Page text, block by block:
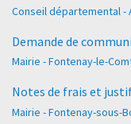
Conseil départemental -
Demande de
Mairie - Fontenay-le-
Notes de frais et
Mairie - Fontenay-sous-